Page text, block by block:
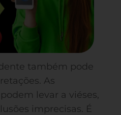
também pode
As
levar a viéses,
imprecisas. É